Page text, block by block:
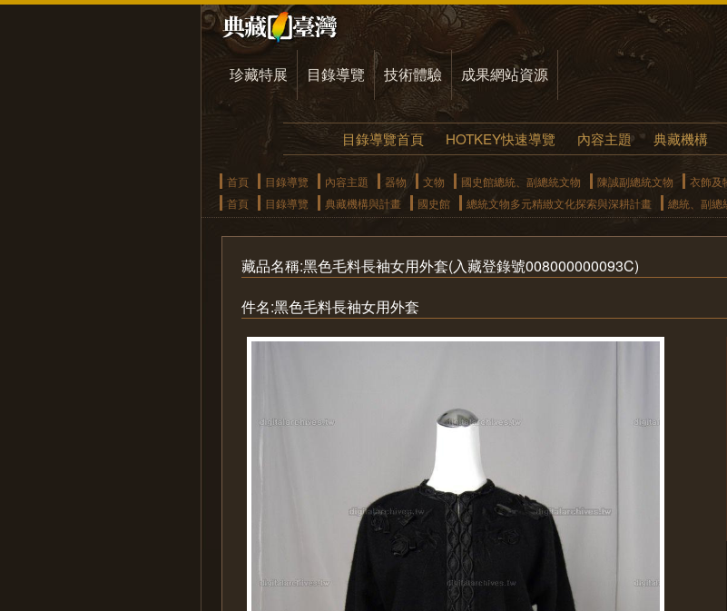
珍藏特展 目錄導覽 技術體驗 成果網站資源
目錄導覽首頁 HOTKEY快速導覽 內容主題 典藏機構
首頁 目錄導覽 內容主題 器物 文物 國史館總統、副總統文物 陳誠副總統文物
衣飾及
首頁
目錄導覽 典藏機構與計畫 國史館 總統文物多元精緻文化探索與深耕計畫 總統、副總
藏品名稱:黑色毛料長袖女用外套(入藏登錄號008000000093C)
件名:黑色毛料長袖女用外套